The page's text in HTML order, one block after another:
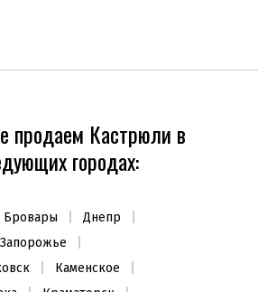
продаем Кастрюли в
городах:
Бровары
Днепр
Запорожье
Каменское